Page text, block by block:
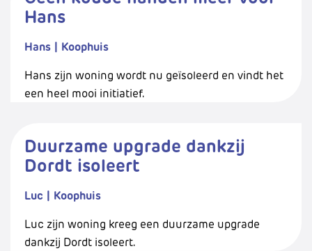
Hans
Hans | Koophuis
Hans zijn woning wordt nu geïsoleerd en vindt het
een heel mooi initiatief.
Duurzame upgrade dankzij
Dordt isoleert
Luc | Koophuis
Luc zijn woning kreeg een duurzame upgrade
dankzij Dordt isoleert.